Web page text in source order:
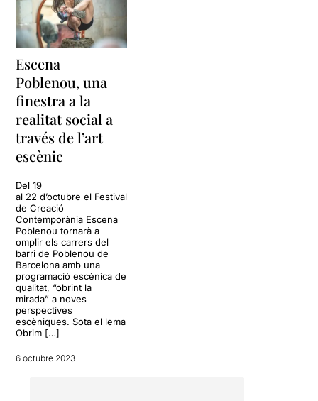
Escena
Poblenou, una
finestra a la
realitat social a
través de l’art
escènic
Del 19
al 22 d’octubre el Festival
de Creació
Contemporània Escena
Poblenou tornarà a
omplir els carrers del
barri de Poblenou de
Barcelona amb una
programació escènica de
qualitat, “obrint la
mirada” a noves
perspectives
escèniques. Sota el lema
Obrim […]
6 octubre 2023